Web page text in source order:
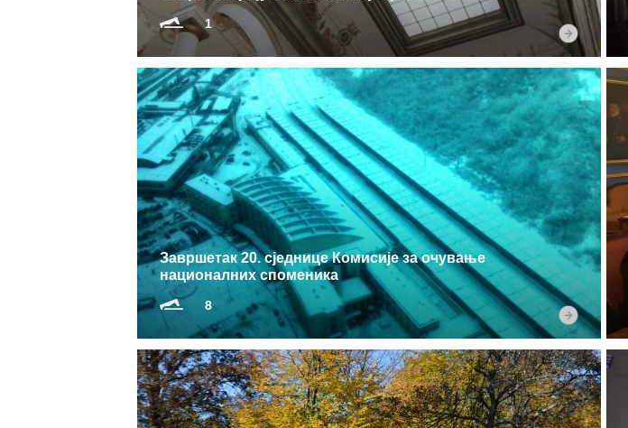
1
Завршетак 20. сједнице Комисије за очување
националних споменика
8